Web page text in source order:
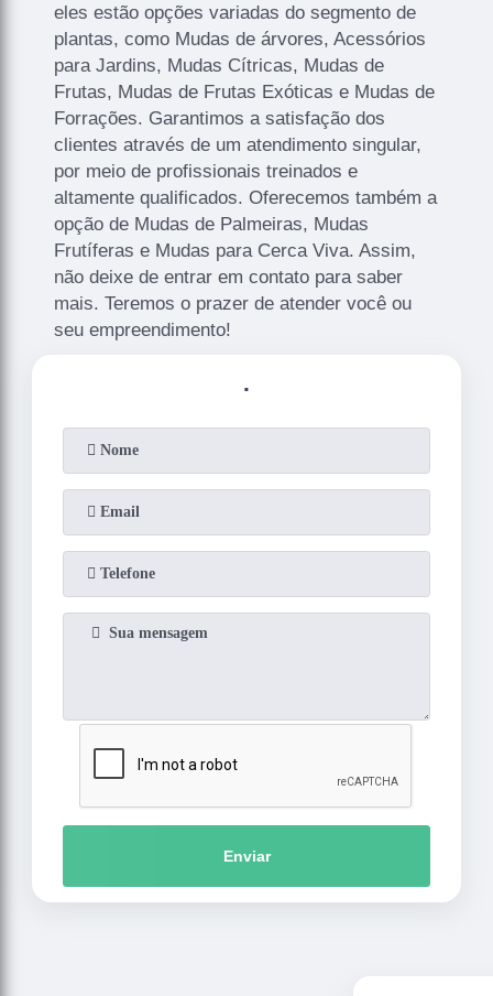
eles estão opções variadas do segmento de
plantas, como Mudas de árvores, Acessórios
para Jardins, Mudas Cítricas, Mudas de
Frutas, Mudas de Frutas Exóticas e Mudas de
Forrações. Garantimos a satisfação dos
clientes através de um atendimento singular,
por meio de profissionais treinados e
altamente qualificados. Oferecemos também a
opção de Mudas de Palmeiras, Mudas
Frutíferas e Mudas para Cerca Viva. Assim,
não deixe de entrar em contato para saber
mais. Teremos o prazer de atender você ou
seu empreendimento!
.
Enviar